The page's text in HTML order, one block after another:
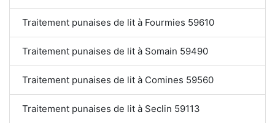
Traitement punaises de lit à Fourmies 59610
Traitement punaises de lit à Somain 59490
Traitement punaises de lit à Comines 59560
Traitement punaises de lit à Seclin 59113